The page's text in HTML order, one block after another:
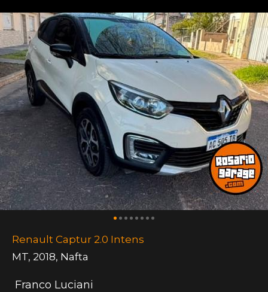
Renault Captur 2.0 Intens
MT, 2018, Nafta
Franco Luciani